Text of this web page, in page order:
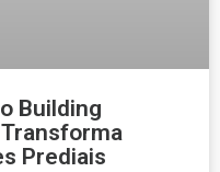
Building
Prediais